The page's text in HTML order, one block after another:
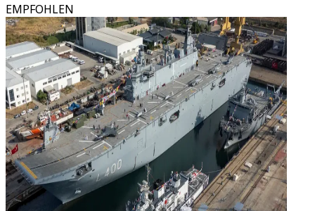
EMPFOHLEN